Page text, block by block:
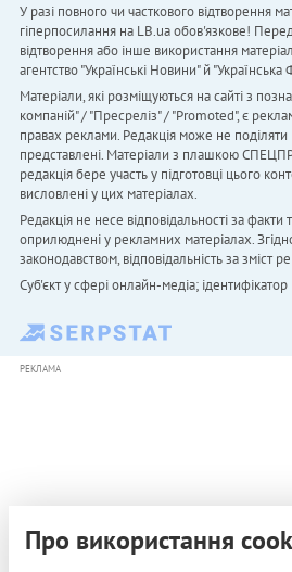
У разі повного чи часткового відтворення
гіперпосилання на LB.ua обов'язкове!
відтворення або інше використання
агентство "Українськi Новини" й
Матеріали, які розміщуються на сайті з
компаній" / "Пресреліз" / "Promoted", є
правах реклами. Редакція може не поділяти
представлені. Матеріали з плашкою
редакція бере участь у підготовці цього
висловлені у цих матеріалах.
Редакція не несе відповідальності за факти
оприлюднені у рекламних матеріалах.
законодавством, відповідальність за зміст
Cуб'єкт у сфері онлайн-медіа;
РЕКЛАМА
Про використання